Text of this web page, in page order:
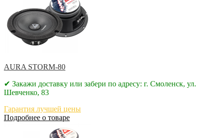
AURA STORM-80
✔ Закажи доставку или забери по адресу: г. Смоленск, ул.
Шевченко, 83
Гарантия лучшей цены
Подробнее о товаре